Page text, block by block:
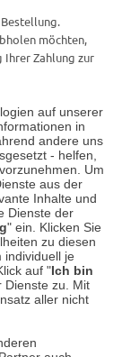
auf unserer
in
andere uns
- helfen,
Um
aus der
Inhalte und
Dienste der
" ein. Klicken Sie
zu diesen
individuell je
auf "Ich bin
Dienste zu. Mit
aller nicht
möchten,
Ihrer Zahlung zur
Uhr